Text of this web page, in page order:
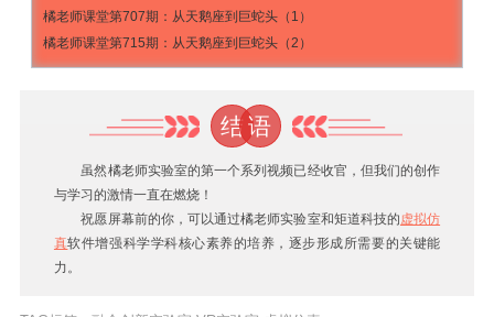
橘老师课堂第707期：从天鹅座到巨蛇头（1）
橘老师课堂第715期：从天鹅座到巨蛇头（2）
结 语
虽然橘老师实验室的第一个系列视频已经收官，但我们的创作
与学习的激情一直在燃烧！
祝愿屏幕前的你，可以通过橘老师实验室和矩道科技的虚拟仿
真软件增强科学学科核心素养的培养，逐步形成所需要的关键能
力。